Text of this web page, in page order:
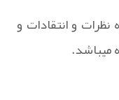
و انتقادات و
میباشد.